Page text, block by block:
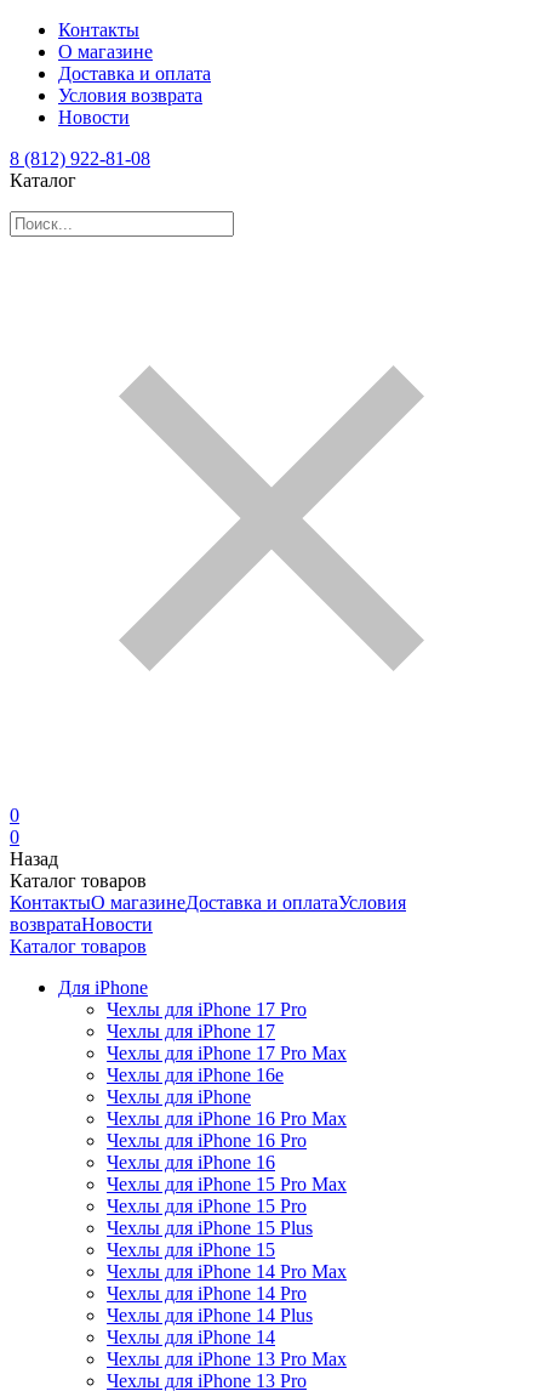
Контакты
О магазине
Доставка и оплата
Условия возврата
Новости
8 (812) 922-81-08
Каталог
0
0
Назад
Каталог товаров
КонтактыО магазинеДоставка и оплатаУсловия
возвратаНовости
Каталог товаров
Для iPhone
Чехлы для iPhone 17 Pro
Чехлы для iPhone 17
Чехлы для iPhone 17 Pro Max
Чехлы для iPhone 16e
Чехлы для iPhone
Чехлы для iPhone 16 Pro Max
Чехлы для iPhone 16 Pro
Чехлы для iPhone 16
Чехлы для iPhone 15 Pro Max
Чехлы для iPhone 15 Pro
Чехлы для iPhone 15 Plus
Чехлы для iPhone 15
Чехлы для iPhone 14 Pro Max
Чехлы для iPhone 14 Pro
Чехлы для iPhone 14 Plus
Чехлы для iPhone 14
Чехлы для iPhone 13 Pro Max
Чехлы для iPhone 13 Pro